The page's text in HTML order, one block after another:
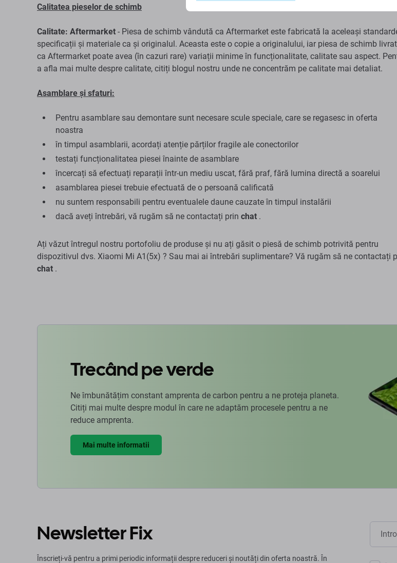
Calitatea pieselor de schimb
Calitate: Aftermarket - Piesa de schimb vândută ca Aftermarket este fabricată la aceleași
specificații și materiale ca și originalul. Aceasta este o copie a originalului, iar piesa de schimb
ca Aftermarket poate avea (în cazuri rare) variații minime în funcționalitate, calitate sau aspect.
a afla mai multe despre calitate, citiți blogul nostru unde ne concentrăm pe calitate mai detaliat.
Asamblare și sfaturi:
Pentru asamblare sau demontare sunt necesare scule speciale, care se regasesc in oferta
noastra
în timpul asamblarii, acordați atenție părților fragile ale conectorilor
testați funcționalitatea piesei înainte de asamblare
încercați să efectuați reparații într-un mediu uscat, fără praf, fără lumina directă a soarelui
asamblarea piesei trebuie efectuată de o persoană calificată
nu suntem responsabili pentru eventualele daune cauzate în timpul instalării
dacă aveți întrebări, vă rugăm să ne contactați prin chat .
Ați văzut întregul nostru portofoliu de produse și nu ați găsit o piesă de schimb potrivită pentru
dispozitivul dvs. Xiaomi Mi A1(5x) ? Sau mai ai întrebări suplimentare? Vă rugăm să ne contactați
chat .
Trecând pe verde
Ne îmbunătățim constant amprenta de carbon pentru a ne proteja planeta.
Citiți mai multe despre modul în care ne adaptăm procesele pentru a ne
reduce amprenta.
Mai multe informatii
Newsletter Fix
Înscrieți-vă pentru a primi periodic informații despre reduceri și noutăți din oferta noastră. În